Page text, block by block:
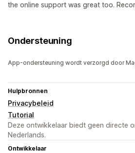
the online support was great too.
Ondersteuning
App-ondersteuning wordt verzorgd door
Hulpbronnen
Privacybeleid
Tutorial
Deze ontwikkelaar biedt geen directe
Nederlands.
Ontwikkelaar